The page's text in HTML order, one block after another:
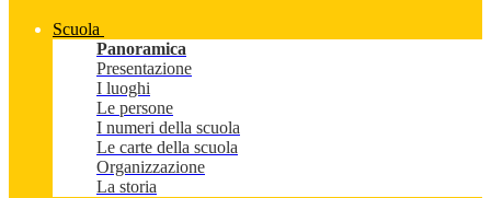
Scuola
Panoramica
Presentazione
I luoghi
Le persone
I numeri della scuola
Le carte della scuola
Organizzazione
La storia